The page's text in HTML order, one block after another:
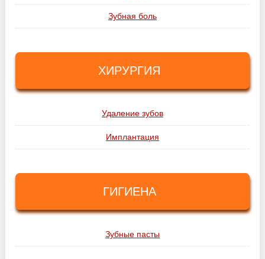
Зубная боль
ХИРУРГИЯ
Удаление зубов
Имплантация
ГИГИЕНА
Зубные пасты